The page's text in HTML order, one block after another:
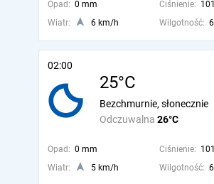
Opad: 0 mm Ciśnienie:
Wiatr:
6 km/h Wilgotność:
02:00
25°C
Odczuwalna 26°C
Bezchmurnie, słonecznie
Opad: 0 mm Ciśnienie:
Wiatr:
5 km/h Wilgotność: